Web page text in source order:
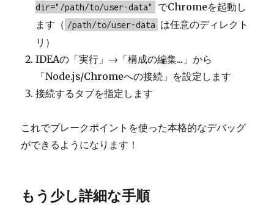
dir="/path/to/user-data"
でChromeを起動し
ます（ /path/to/user-data は任意のディレクト
リ）
IDEAの「実行」→「構成の編集...」から
「Node.js/Chromeへの接続」を設定します
接続するタブを指定します
これでブレークポイントを使った本格的なデバッグ
ができるようになります！
もう少し詳細な手順